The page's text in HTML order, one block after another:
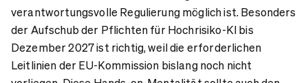
verantwortungsvolle Regulierung möglich ist. Besonders
der Aufschub der Pflichten für Hochrisiko-KI bis
Dezember 2027 ist richtig, weil die erforderlichen
Leitlinien der EU-Kommission bislang noch nicht